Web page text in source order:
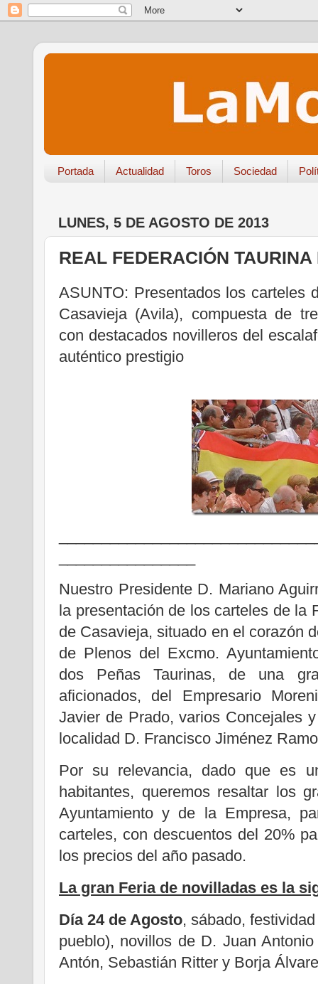
Portada Actualidad Toros Sociedad
LUNES, 5 DE AGOSTO DE 2013
REAL FEDERACIÓN
ASUNTO: Presentados los carteles
Casavieja (Avila), compuesta de
con destacados novilleros del
auténtico prestigio
Nuestro Presidente D. Mariano
la presentación de los carteles de la
de Casavieja, situado en el corazón
de Plenos del Excmo.
dos Peñas Taurinas, de una
aficionados, del Empresario
Javier de Prado, varios Concejales
localidad D. Francisco Jiménez
Por su relevancia, dado que es
habitantes, queremos resaltar los
Ayuntamiento y de la Empresa,
carteles, con descuentos del 20%
los precios del año pasado.
La gran Feria de novilladas es la
Día 24 de Agosto, sábado,
pueblo), novillos de D. Juan
Antón, Sebastián Ritter y Borja